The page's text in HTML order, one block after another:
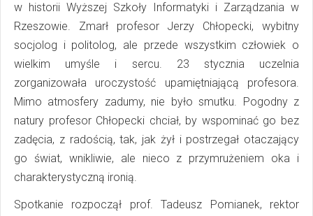
w historii Wyższej Szkoły Informatyki i Zarządzania w
Rzeszowie. Zmarł profesor Jerzy Chłopecki, wybitny
socjolog i politolog, ale przede wszystkim człowiek o
wielkim umyśle i sercu. 23 stycznia uczelnia
zorganizowała uroczystość upamiętniającą profesora.
Mimo atmosfery zadumy, nie było smutku. Pogodny z
natury profesor Chłopecki chciał, by wspominać go bez
zadęcia, z radością, tak, jak żył i postrzegał otaczający
go świat, wnikliwie, ale nieco z przymrużeniem oka i
charakterystyczną ironią.
Spotkanie rozpoczął prof. Tadeusz Pomianek, rektor